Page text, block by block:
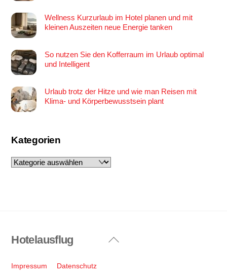
Wellness Kurzurlaub im Hotel planen und mit
kleinen Auszeiten neue Energie tanken
So nutzen Sie den Kofferraum im Urlaub optimal
und Intelligent
Urlaub trotz der Hitze und wie man Reisen mit
Klima- und Körperbewusstsein plant
Kategorien
Kategorien
Back
Hotelausflug
Impressum Datenschutz